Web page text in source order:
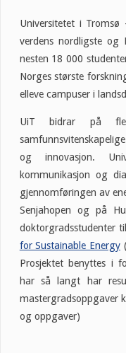
Universitetet i
verdens nordligste og
nesten 18 000
Norges største
elleve campuser i
UiT bidrar på
og innovasjon.
kommunikasjon og
gjennomføringen av
Senjahopen og på
doktorgradsstudenter
for Sustainable Energy
Prosjektet benyttes i
har så langt har
mastergradsoppgaver
og oppgaver)